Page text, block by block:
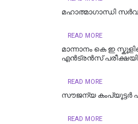
മഹാത്മാഗാന്ധി
READ MORE
മാന്നാനം കെ ഇ
എൻട്രൻസ് പരീക്ഷയിൽ
READ MORE
സൗജന്യ കംപ്യൂട്ടര്‍
READ MORE